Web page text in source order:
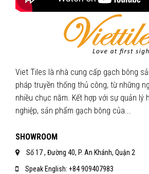
Viet Tiles là nhà cung cấp gạch bông
pháp truyền thống thủ công, từ những
nhiều chục năm. Kết hợp với sự quản lý
nghiệp, sản phẩm gạch bông của...
SHOWROOM
Số 17 , Đường 40, P. An Khánh, Quận 2
Speak English: +84 909407983